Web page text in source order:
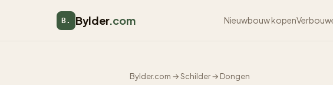
B. Bylder.com Nieuwbouw kopen
Bylder.com →Schilder→ Dongen